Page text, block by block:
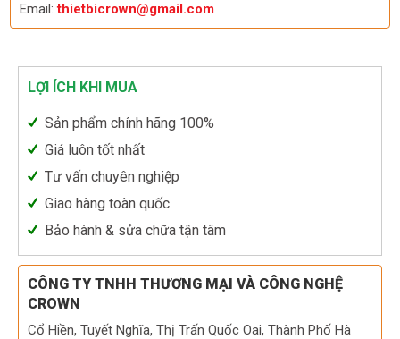
Email:thietbicrown@gmail.com
LỢI ÍCH KHI MUA
Sản phẩm chính hãng 100%
Giá luôn tốt nhất
Tư vấn chuyên nghiệp
Giao hàng toàn quốc
Bảo hành & sửa chữa tận tâm
CÔNG TY TNHH THƯƠNG MẠI VÀ CÔNG NGHỆ
CROWN
Cổ Hiền, Tuyết Nghĩa, Thị Trấn Quốc Oai, Thành Phố Hà